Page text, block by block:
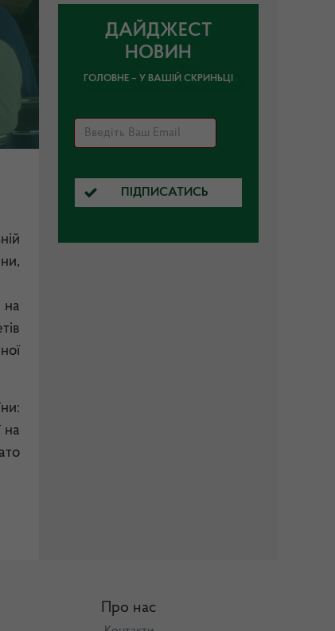
на
на
ДАЙДЖЕСТ
НОВИН
ГОЛОВНЕ – У ВАШІЙ СКРИНЬЦІ
ПІДПИСАТИСЬ
Про нас